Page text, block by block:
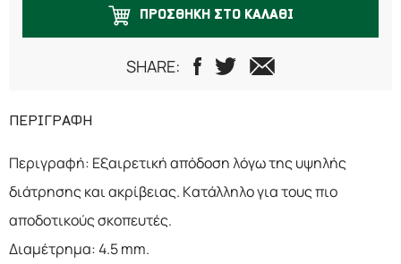
ΠΡΟΣΘΗΚΗ ΣΤΟ ΚΑΛΑΘΙ
SHARE:
ΠΕΡΙΓΡΑΦΗ
Περιγραφή: Εξαιρετική απόδοση λόγω της υψηλής
διάτρησης και ακρίβειας. Κατάλληλο για τους πιο
αποδοτικούς σκοπευτές.
Διαμέτρημα: 4.5 mm.